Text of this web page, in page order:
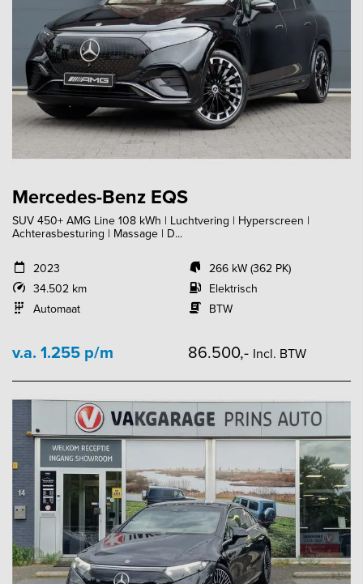
Mercedes-Benz EQS
SUV 450+ AMG Line 108 kWh | Luchtvering | Hyperscreen |
Achterasbesturing | Massage | D...
2023
34.502 km
Automaat
266 kW (362 PK)
Elektrisch
BTW
v.a. 1.255 p/m 86.500,- Incl. BTW